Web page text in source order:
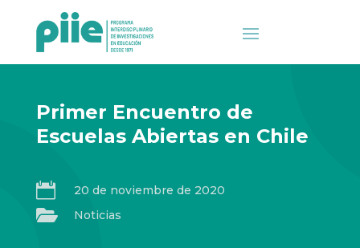
Primer Encuentro de
Escuelas Abiertas en Chile
 20 de noviembre de 2020
 Noticias